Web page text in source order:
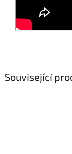
Související